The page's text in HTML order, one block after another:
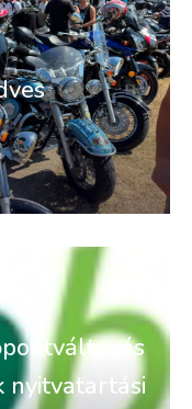
nyitvatartási